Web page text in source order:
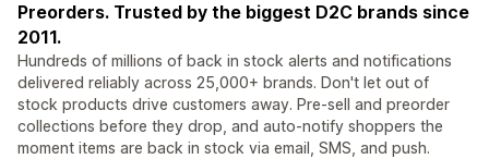
Preorders. Trusted by the biggest D2C brands since
2011.
Hundreds of millions of back in stock alerts and notifications
delivered reliably across 25,000+ brands. Don't let out of
stock products drive customers away. Pre-sell and preorder
collections before they drop, and auto-notify shoppers the
moment items are back in stock via email, SMS, and push.